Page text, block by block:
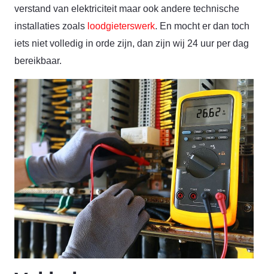
verstand van elektriciteit maar ook andere technische
installaties zoals loodgieterswerk. En mocht er dan toch
iets niet volledig in orde zijn, dan zijn wij 24 uur per dag
bereikbaar.